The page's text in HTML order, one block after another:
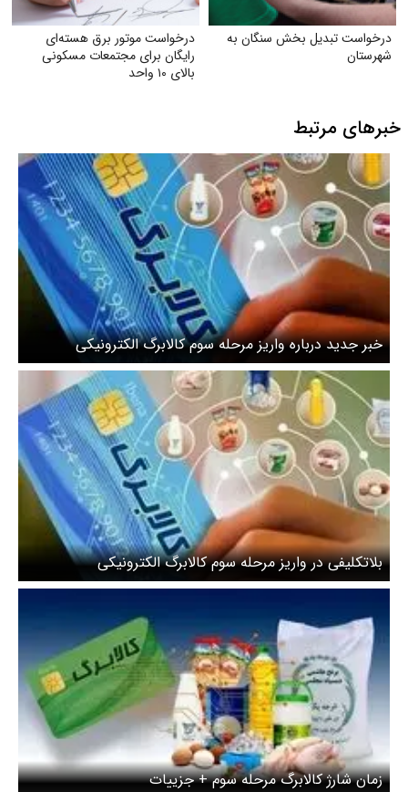
درخواست تبدیل بخش سنگان به
شهرستان
درخواست موتور برق هسته‌ای
رایگان برای مجتمعات مسکونی
بالای ۱۰ واحد
خبرهای مرتبط
خبر جدید درباره واریز مرحله سوم کالابرگ الکترونیکی
بلاتکلیفی در واریز مرحله سوم کالابرگ الکترونیکی
زمان شارژ کالابرگ مرحله سوم + جزییات